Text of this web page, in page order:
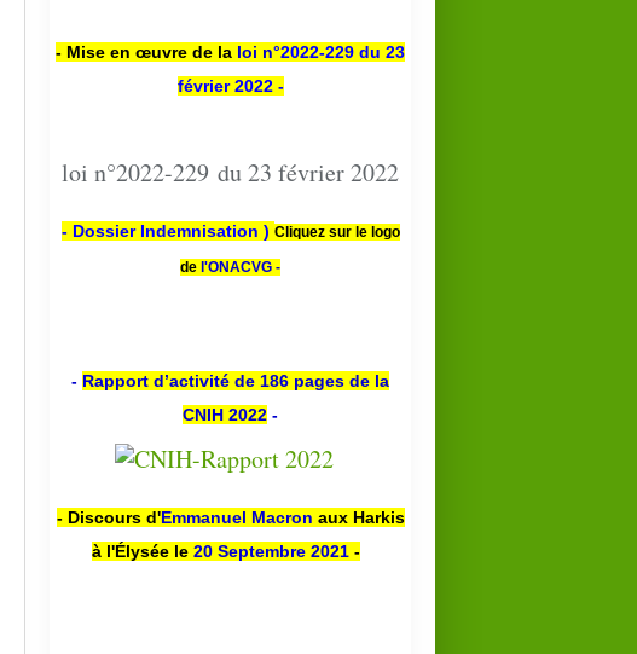
- Mise en œuvre de la loi n°2022-229 du 23
février 2022 -
loi n°2022-229 du 23 février 2022
- Dossier Indemnisation ) Cliquez sur le logo
de l'ONACVG -
- Rapport d’activité de 186 pages de la
CNIH 2022 -
- Discours d'Emmanuel Macron aux Harkis
à l'Élysée le 20 Septembre 2021 -